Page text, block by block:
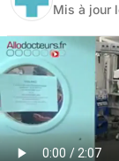
Mis à jour